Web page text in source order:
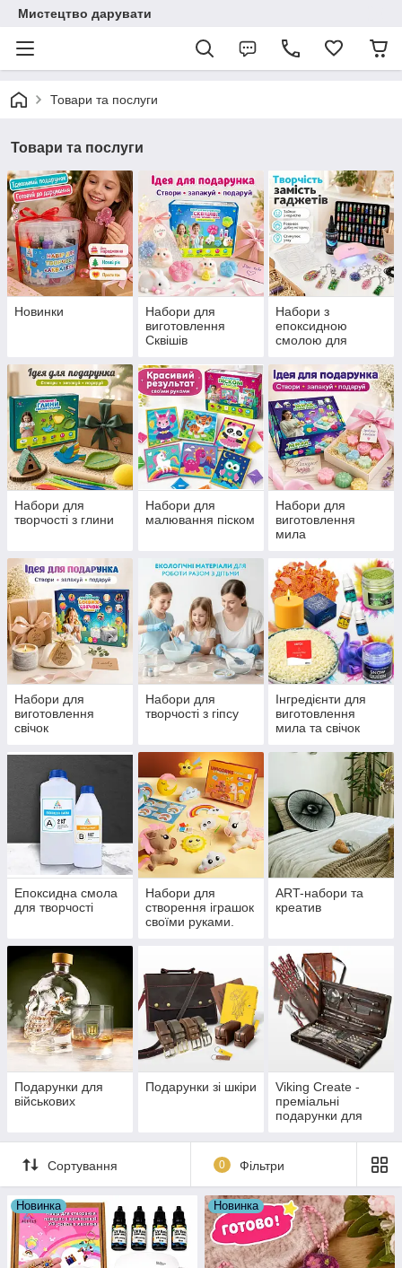
Мистецтво дарувати
Товари та послуги
Товари та послуги
Новинки
Набори для
виготовлення
Сквішів
Набори з
епоксидною
смолою для
Набори для
творчості з глини
Набори для
малювання піском
Набори для
виготовлення
мила
Набори для
виготовлення
свічок
Набори для
творчості з гіпсу
Інгредієнти для
виготовлення
мила та свічок
Епоксидна смола
для творчості
Набори для
створення іграшок
своїми руками.
ART-набори та
креатив
Подарунки для
військових
Подарунки зі шкіри
Viking Create -
преміальні
подарунки для
не тільки...
Сортування
0 Фільтри
Новинка Новинка